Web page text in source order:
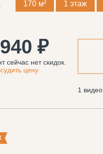
170 м² 1 этаж
₽
сейчас нет скидок.
цену
1 видео